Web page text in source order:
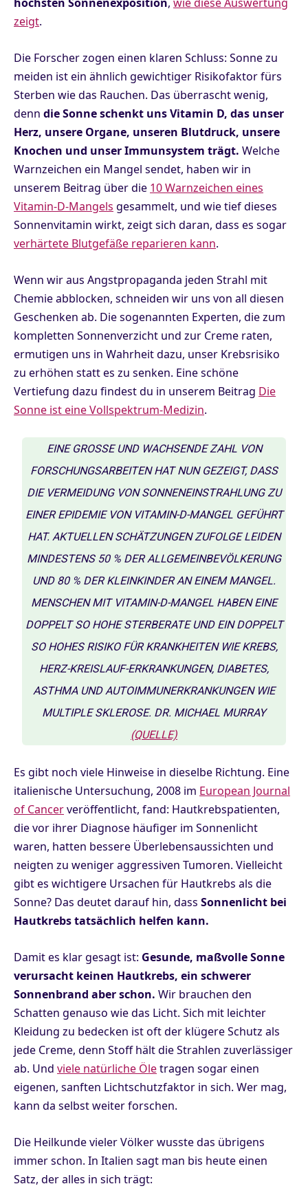
zeigt.
Die Forscher zogen einen klaren Schluss: Sonne zu
meiden ist ein ähnlich gewichtiger Risikofaktor fürs
Sterben wie das Rauchen. Das überrascht wenig,
denn die Sonne schenkt uns Vitamin D, das unser
Herz, unsere Organe, unseren Blutdruck, unsere
Knochen und unser Immunsystem trägt. Welche
Warnzeichen ein Mangel sendet, haben wir in
unserem Beitrag über die 10 Warnzeichen eines
Vitamin-D-Mangels gesammelt, und wie tief dieses
Sonnenvitamin wirkt, zeigt sich daran, dass es sogar
verhärtete Blutgefäße reparieren kann.
Wenn wir aus Angstpropaganda jeden Strahl mit
Chemie abblocken, schneiden wir uns von all diesen
Geschenken ab. Die sogenannten Experten, die zum
kompletten Sonnenverzicht und zur Creme raten,
ermutigen uns in Wahrheit dazu, unser Krebsrisiko
zu erhöhen statt es zu senken. Eine schöne
Vertiefung dazu findest du in unserem Beitrag Die
Sonne ist eine Vollspektrum-Medizin.
EINE GROSSE UND WACHSENDE ZAHL VON F
ORSCHUNGSARBEITEN HAT NUN GEZEIGT, DASS D
IE VERMEIDUNG VON SONNENEINSTRAHLUNG ZU E
INER EPIDEMIE VON VITAMIN-D-MANGEL GEFÜHRT H
AT. AKTUELLEN SCHÄTZUNGEN ZUFOLGE LEIDEN M
INDESTENS 50 % DER ALLGEMEINBEVÖLKERUNG U
ND 80 % DER KLEINKINDER AN EINEM MANGEL. M
ENSCHEN MIT VITAMIN-D-MANGEL HABEN EINE D
OPPELT SO HOHE STERBERATE UND EIN DOPPELT S
O HOHES RISIKO FÜR KRANKHEITEN WIE KREBS, H
ERZ-KREISLAUF-ERKRANKUNGEN, DIABETES, A
STHMA UND AUTOIMMUNERKRANKUNGEN WIE M
ULTIPLE SKLEROSE. DR. MICHAEL MURRAY
(QUELLE)
Es gibt noch viele Hinweise in dieselbe Richtung. Eine
italienische Untersuchung, 2008 im European Journal
of Cancerveröffentlicht, fand: Hautkrebspatienten,
die vor ihrer Diagnose häufiger im Sonnenlicht
waren, hatten bessere Überlebensaussichten und
neigten zu weniger aggressiven Tumoren. Vielleicht
gibt es wichtigere Ursachen für Hautkrebs als die
Sonne? Das deutet darauf hin, dass Sonnenlicht bei
Hautkrebs tatsächlich helfen kann.
Damit es klar gesagt ist: Gesunde, maßvolle Sonne
verursacht keinen Hautkrebs, ein schwerer
Sonnenbrand aber schon. Wir brauchen den
Schatten genauso wie das Licht. Sich mit leichter
Kleidung zu bedecken ist oft der klügere Schutz als
jede Creme, denn Stoff hält die Strahlen zuverlässiger
ab. Und viele natürliche Öletragen sogar einen
eigenen, sanften Lichtschutzfaktor in sich. Wer mag,
kann da selbst weiter forschen.
Die Heilkunde vieler Völker wusste das übrigens
immer schon. In Italien sagt man bis heute einen
Satz, der alles in sich trägt: